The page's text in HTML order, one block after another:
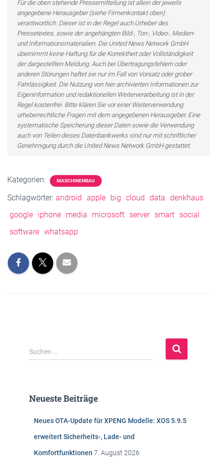
Für die oben stehende Pressemitteilung ist allein der jeweils
angegebene Herausgeber (siehe Firmenkontakt oben)
verantwortlich. Dieser ist in der Regel auch Urheber des
Pressetextes, sowie der angehängten Bild-, Ton-, Video-, Medien-
und Informationsmaterialien. Die United News Network GmbH
übernimmt keine Haftung für die Korrektheit oder Vollständigkeit
der dargestellten Meldung. Auch bei Übertragungsfehlern oder
anderen Störungen haftet sie nur im Fall von Vorsatz oder grober
Fahrlässigkeit. Die Nutzung von hier archivierten Informationen zur
Eigeninformation und redaktionellen Weiterverarbeitung ist in der
Regel kostenfrei. Bitte klären Sie vor einer Weiterverwendung
urheberrechtliche Fragen mit dem angegebenen Herausgeber. Eine
systematische Speicherung dieser Daten sowie die Verwendung
auch von Teilen dieses Datenbankwerks sind nur mit schriftlicher
Genehmigung durch die United News Network GmbH gestattet.
Kategorien: MASCHINENBAU
Schlagwörter: android apple big cloud data denkhaus
google iphone media microsoft server smart social
software whatsapp
S
u
n
Suchen …
Neueste Beiträge
Neues OTA-Update für XPENG Modelle: XOS 5.9.5
erweitert Sicherheits-, Lade- und
Komfortfunktionen 7. August 2026